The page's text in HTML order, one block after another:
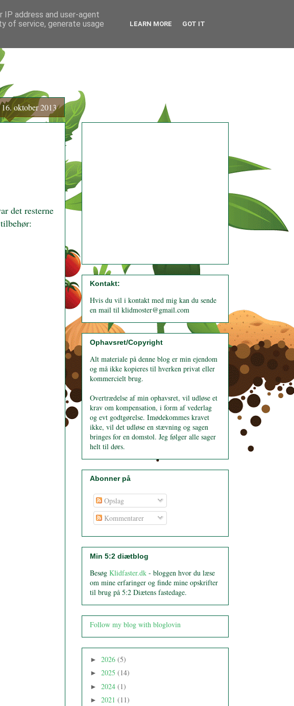
oktober 2013
det resterne
Kontakt:
Hvis du vil i kontakt med mig kan du sende
en mail til klidmoster@gmail.com
Ophavsret/Copyright
Alt materiale på denne blog er min ejendom
og må ikke kopieres til hverken privat eller
kommercielt brug.
Overtrædelse af min ophavsret, vil udløse et
krav om kompensation, i form af vederlag
og evt godtgørelse. Imødekommes kravet
ikke, vil det udløse en stævning og sagen
bringes for en domstol. Jeg følger alle sager
helt til dørs.
Abonner på
Opslag
Kommentarer
Min 5:2 diætblog
Besøg Klidfaster.dk - bloggen hvor du læse
om mine erfaringer og finde mine opskrifter
til brug på 5:2 Diætens fastedage.
Follow my blog with bloglovin
► 2026 (5)
► 2025 (14)
► 2024 (1)
► 2021 (11)
address and user-agent
of service, generate usage
LEARN MORE GOT IT